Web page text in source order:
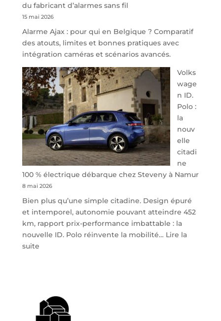
de
parking
sécurisé
à
l’aéroport
de
Charleroi
du fabricant d’alarmes sans fil
15 mai 2026
Alarme Ajax : pour qui en Belgique ? Comparatif
des atouts, limites et bonnes pratiques avec
intégration caméras et scénarios avancés.
Volks
wage
n ID.
Polo :
la
nouv
elle
citadi
ne
100 % électrique débarque chez Steveny à Namur
8 mai 2026
Bien plus qu’une simple citadine. Design épuré
et intemporel, autonomie pouvant atteindre 452
km, rapport prix-performance imbattable : la
nouvelle ID. Polo réinvente la mobilité… Lire la
suite:
la
nouvelle